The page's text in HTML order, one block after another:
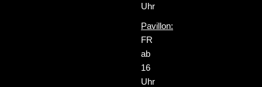
Uhr
Pavillon:
FR
ab
16
Uhr